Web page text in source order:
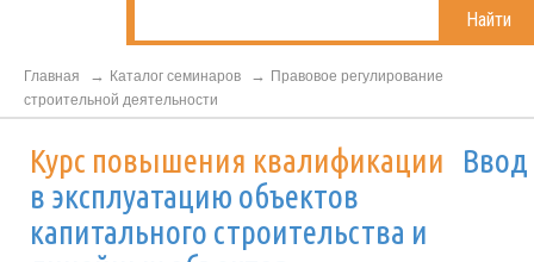
Найти
Главная Каталог семинаров
Правовое регулирование
строительной деятельности
Курс повышения квалификации
Ввод
в эксплуатацию объектов
капитального строительства и